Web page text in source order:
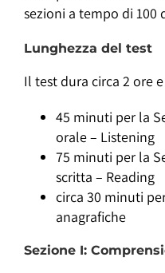
sezioni a tempo di 100
Lunghezza del test
Il test dura circa 2 ore
45 minuti per la
orale – Listening
75 minuti per la
scritta – Reading
circa 30 minuti
anagrafiche
Sezione I: